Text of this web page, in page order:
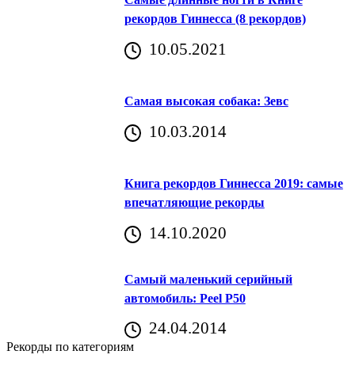
рекордов Гиннесса (8 рекордов)
10.05.2021
Самая высокая собака: Зевс
10.03.2014
Книга рекордов Гиннесса 2019: самые
впечатляющие рекорды
14.10.2020
Самый маленький серийный
автомобиль: Peel P50
24.04.2014
Рекорды по категориям